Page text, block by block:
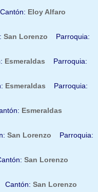
Eloy Alfaro
San Lorenzo Parroquia:
Esmeraldas Parroquia:
Esmeraldas Parroquia:
Esmeraldas
San Lorenzo Parroquia:
San Lorenzo
Cantón: San Lorenzo